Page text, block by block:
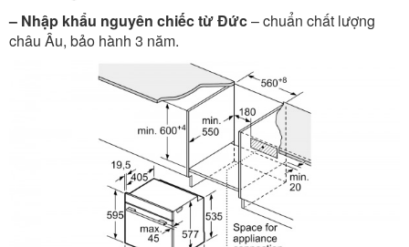
– Nhập khẩu nguyên chiếc từ Đức– chuẩn chất lượng
châu Âu, bảo hành 3 năm.